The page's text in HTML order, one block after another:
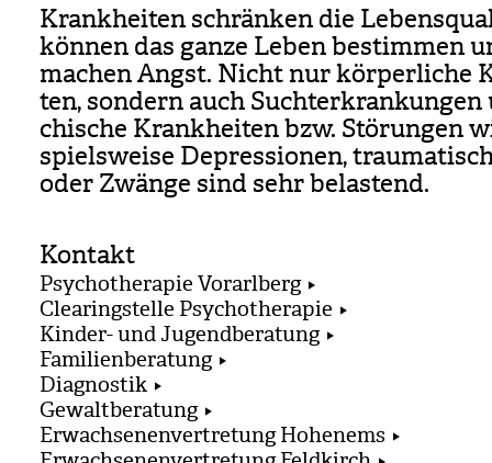
Krank­hei­ten schrän­ken die
kön­nen das ganze Leben bestim­men
machen Angst. Nicht nur kör­per­li­che
ten, son­dern auch
chi­sche Krank­hei­ten bzw. Stö­run­gen
spiels­weise Depres­sio­nen,
oder Zwänge sind sehr belas­tend.
Kontakt
Psychotherapie Vorarlberg
Clearingstelle Psychotherapie
Kinder- und Jugendberatung
Familienberatung
Diagnostik
Gewaltberatung
Erwachsenenvertretung Hohenems